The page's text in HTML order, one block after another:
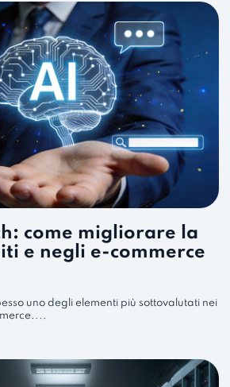
come migliorare la
e negli e-commerce
uno degli elementi più sottovalutati nei